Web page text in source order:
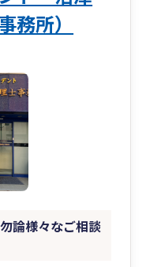
務所）
論様々なご相談